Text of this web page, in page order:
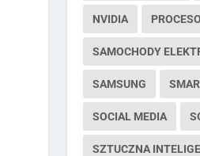
NVIDIA
SAMOCHODY
SAMSUNG
SOCIAL MEDIA
SZTUCZNA